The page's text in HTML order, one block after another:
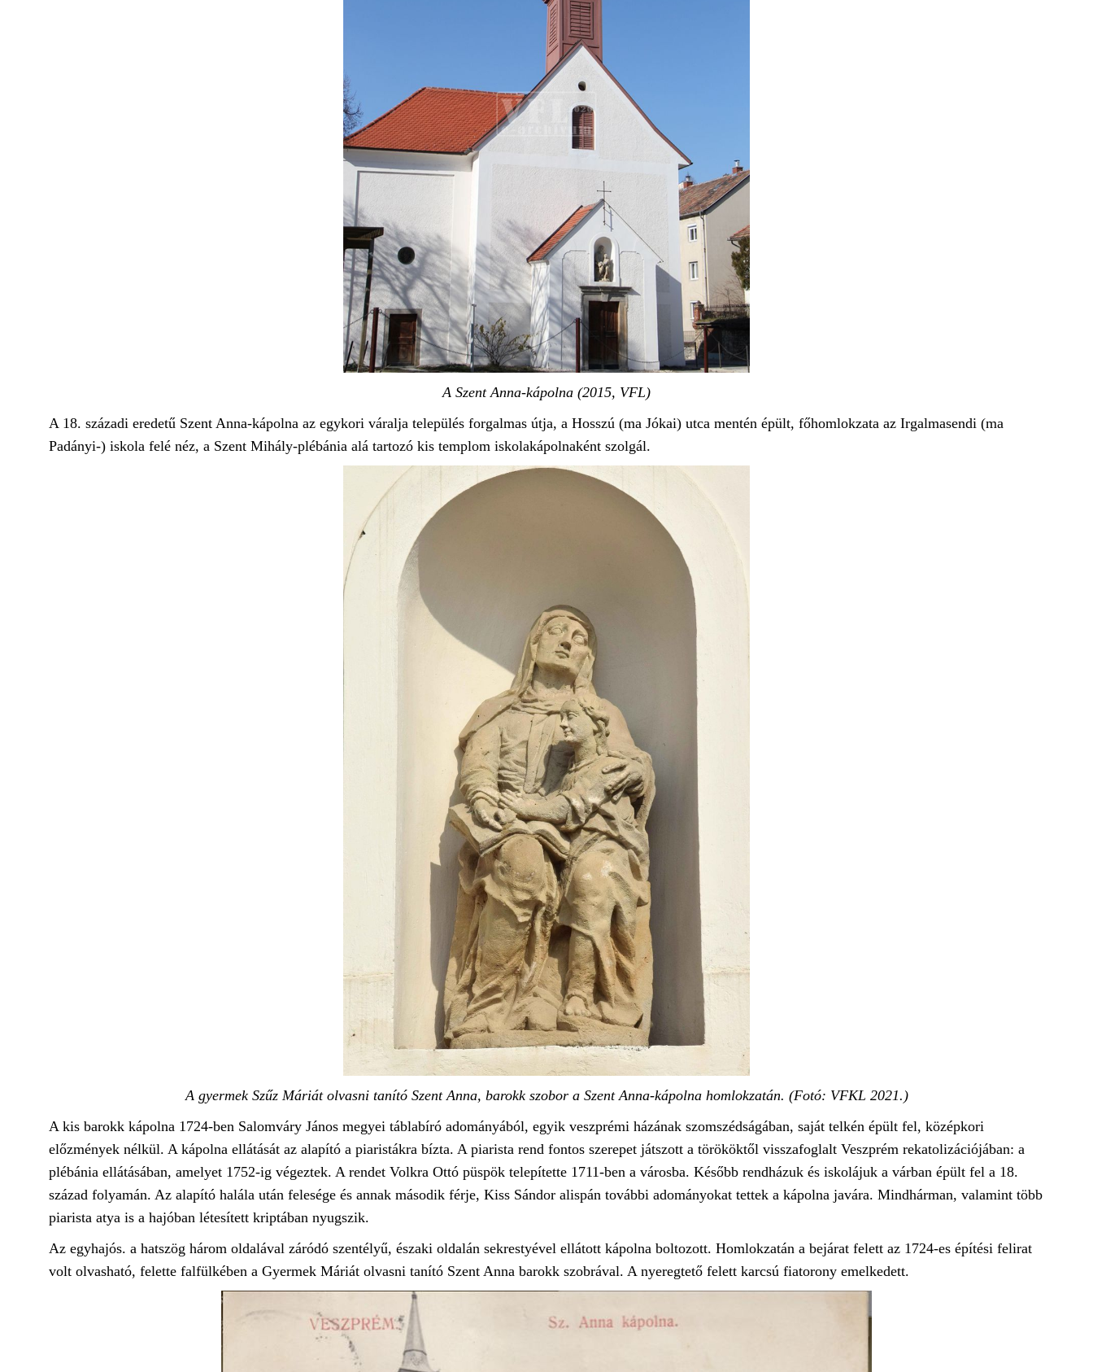
A Szent Anna-kápolna (2015, VFL)
A 18. századi eredetű Szent Anna-kápolna az egykori váralja település forgalmas útja, a Hosszú (ma Jókai) utca mentén épült, főhomlokzata az Irgalmasendi (ma
Padányi-) iskola felé néz, a Szent Mihály-plébánia alá tartozó kis templom iskolakápolnaként szolgál.
A gyermek Szűz Máriát olvasni tanító Szent Anna, barokk szobor a Szent Anna-kápolna homlokzatán. (Fotó: VFKL 2021.)
A kis barokk kápolna 1724-ben Salomváry János megyei táblabíró adományából, egyik veszprémi házának szomszédságában, saját telkén épült fel, középkori
előzmények nélkül. A kápolna ellátását az alapító a piaristákra bízta. A piarista rend fontos szerepet játszott a törököktől visszafoglalt Veszprém rekatolizációjában: a
plébánia ellátásában, amelyet 1752-ig végeztek. A rendet Volkra Ottó püspök telepítette 1711-ben a városba. Később rendházuk és iskolájuk a várban épült fel a 18.
század folyamán. Az alapító halála után felesége és annak második férje, Kiss Sándor alispán további adományokat tettek a kápolna javára. Mindhárman, valamint több
piarista atya is a hajóban létesített kriptában nyugszik.
Az egyhajós. a hatszög három oldalával záródó szentélyű, északi oldalán sekrestyével ellátott kápolna boltozott. Homlokzatán a bejárat felett az 1724-es építési felirat
volt olvasható, felette falfülkében a Gyermek Máriát olvasni tanító Szent Anna barokk szobrával. A nyeregtető felett karcsú fiatorony emelkedett.